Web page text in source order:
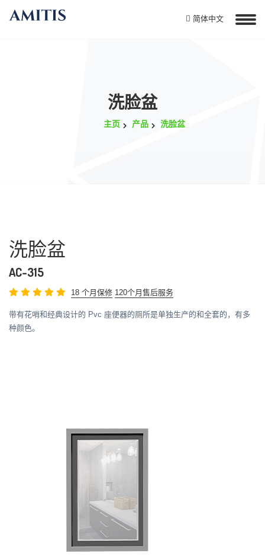
简体中文
洗脸盆
主页 产品 洗脸盆
洗脸盆
AC-315
18 个月保修 120个月售后服务
带有花哨和经典设计的 Pvc 座便器的厕所是单独生产的和全套的，有多
种颜色。